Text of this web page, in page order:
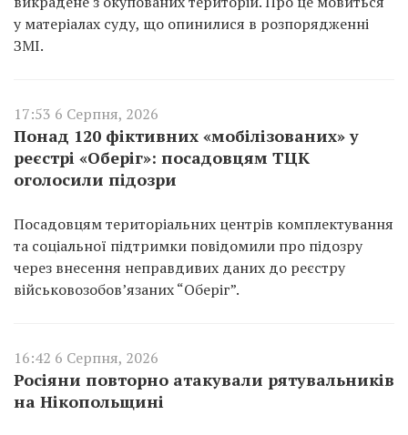
у матеріалах суду, що опинилися в розпорядженні
ЗМІ.
17:53 6 Серпня, 2026
Понад 120 фіктивних «мобілізованих» у
реєстрі «Оберіг»: посадовцям ТЦК
оголосили підозри
Посадовцям територіальних центрів комплектування
та соціальної підтримки повідомили про підозру
через внесення неправдивих даних до реєстру
військовозобов’язаних “Оберіг”.
16:42 6 Серпня, 2026
Росіяни повторно атакували рятувальників
на Нікопольщині